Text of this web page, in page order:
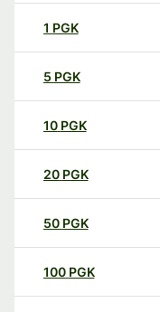
1 PGK
5 PGK
10 PGK
20 PGK
50 PGK
100 PGK